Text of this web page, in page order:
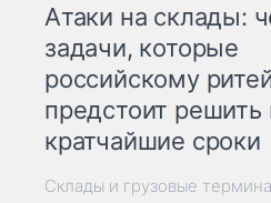
Атаки на склады:
задачи, которые
российскому
предстоит решить
кратчайшие сроки
Склады и грузовые